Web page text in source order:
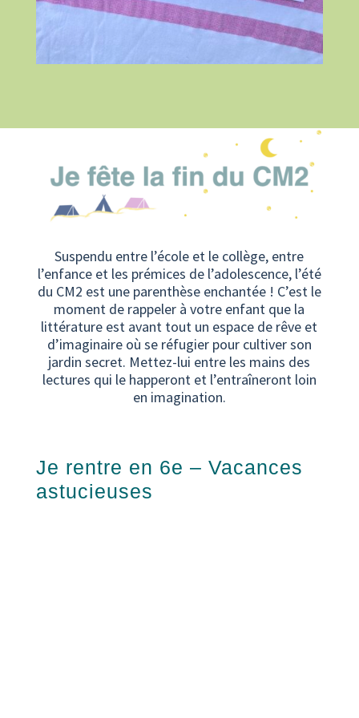
Suspendu entre l’école et le collège, entre
l’enfance et les prémices de l’adolescence, l’été
du CM2 est une parenthèse enchantée ! C’est le
moment de rappeler à votre enfant que la
littérature est avant tout un espace de rêve et
d’imaginaire où se réfugier pour cultiver son
jardin secret. Mettez-lui entre les mains des
lectures qui le happeront et l’entraîneront loin
en imagination.
Je rentre en 6e – Vacances
astucieuses